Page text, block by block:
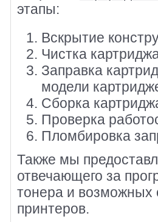
этапы:
Вскрытие
Чистка
Заправка
модели
Сборка
Проверка
Пломбировка
Также мы
отвечающего за
тонера и возможных
принтеров.